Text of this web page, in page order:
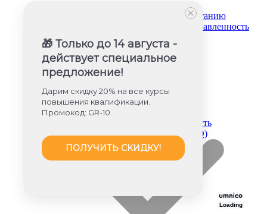
Советник директора по воспитанию
Социально-гуманитарная направленность
Социальный педагог
Техническая направленность
Труд (технология)
Туризм и краеведение
Физика
Физическое воспитание
Химия
Художественная направленность
Дошкольное образование (ФГОС ДО)
Loading
🎁 Только до 14 августа -
действует специальное
предложение!
Дарим скидку 20% на все курсы
повышения квалификации.
Промокод: GR-10
ПОЛУЧИТЬ СКИДКУ!